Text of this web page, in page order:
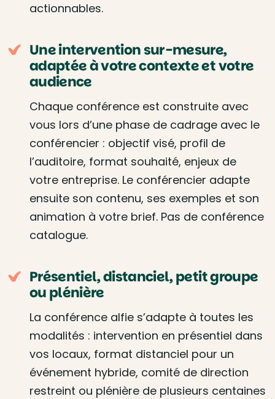
actionnables.
Une intervention sur-mesure,
adaptée à votre contexte et votre
audience
Chaque conférence est construite avec
vous lors d’une phase de cadrage avec le
conférencier : objectif visé, profil de
l’auditoire, format souhaité, enjeux de
votre entreprise. Le conférencier adapte
ensuite son contenu, ses exemples et son
animation à votre brief. Pas de conférence
catalogue.
Présentiel, distanciel, petit groupe
ou plénière
La conférence alfie s’adapte à toutes les
modalités : intervention en présentiel dans
vos locaux, format distanciel pour un
événement hybride, comité de direction
restreint ou plénière de plusieurs centaines